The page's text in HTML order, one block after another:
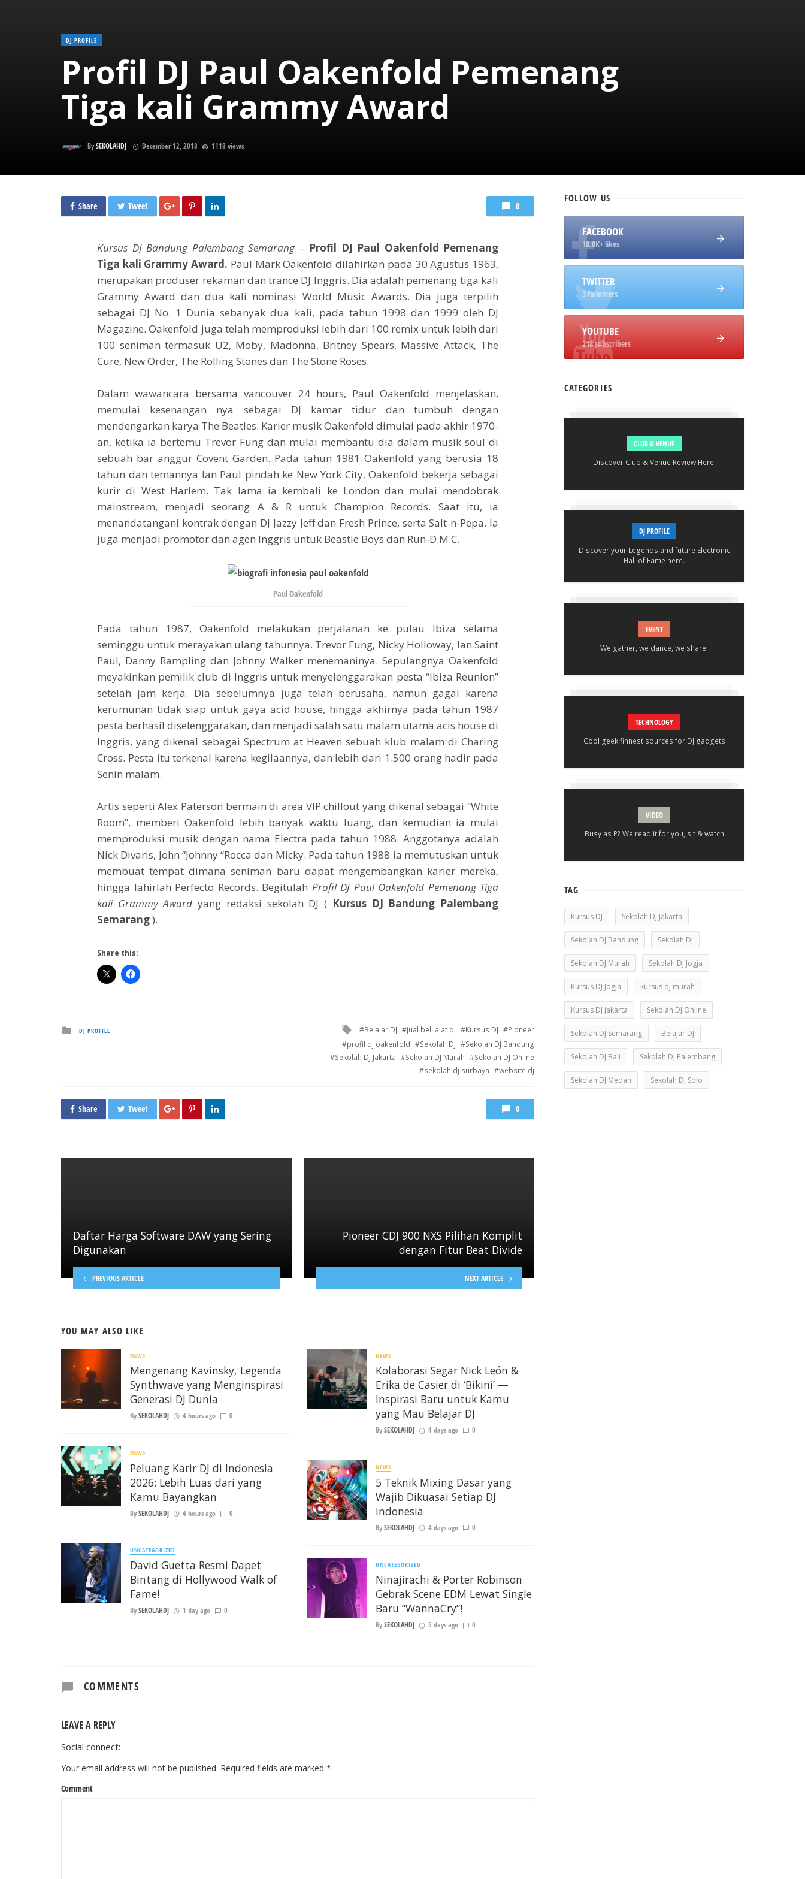
DJ PROFILE
Profil DJ Paul Oakenfold Pemenang
Tiga kali Grammy Award
BySEKOLAHDJ December 12, 2018 1118 views
Share Tweet 0
Kursus DJ Bandung Palembang Semarang– Profil DJ Paul Oakenfold Pemenang
Tiga kali Grammy Award. Paul Mark Oakenfold dilahirkan pada 30 Agustus 1963,
merupakan produser rekaman dan trance DJ Inggris. Dia adalah pemenang tiga kali
Grammy Award dan dua kali nominasi World Music Awards. Dia juga terpilih
sebagai DJ No. 1 Dunia sebanyak dua kali, pada tahun 1998 dan 1999 oleh DJ
Magazine. Oakenfold juga telah memproduksi lebih dari 100 remix untuk lebih dari
100 seniman termasuk U2, Moby, Madonna, Britney Spears, Massive Attack, The
Cure, New Order, The Rolling Stones dan The Stone Roses.
Dalam wawancara bersama vancouver 24 hours, Paul Oakenfold menjelaskan,
memulai kesenangan nya sebagai DJ kamar tidur dan tumbuh dengan
mendengarkan karya The Beatles. Karier musik Oakenfold dimulai pada akhir 1970-
an, ketika ia bertemu Trevor Fung dan mulai membantu dia dalam musik soul di
sebuah bar anggur Covent Garden. Pada tahun 1981 Oakenfold yang berusia 18
tahun dan temannya Ian Paul pindah ke New York City. Oakenfold bekerja sebagai
kurir di West Harlem. Tak lama ia kembali ke London dan mulai mendobrak
mainstream, menjadi seorang A & R untuk Champion Records. Saat itu, ia
menandatangani kontrak dengan DJ Jazzy Jeff dan Fresh Prince, serta Salt-n-Pepa. Ia
juga menjadi promotor dan agen Inggris untuk Beastie Boys dan Run-D.M.C.
Paul Oakenfold
Pada tahun 1987, Oakenfold melakukan perjalanan ke pulau Ibiza selama
seminggu untuk merayakan ulang tahunnya. Trevor Fung, Nicky Holloway, Ian Saint
Paul, Danny Rampling dan Johnny Walker menemaninya. Sepulangnya Oakenfold
meyakinkan pemilik club di Inggris untuk menyelenggarakan pesta “Ibiza Reunion”
setelah jam kerja. Dia sebelumnya juga telah berusaha, namun gagal karena
kerumunan tidak siap untuk gaya acid house, hingga akhirnya pada tahun 1987
pesta berhasil diselenggarakan, dan menjadi salah satu malam utama acis house di
Inggris, yang dikenal sebagai Spectrum at Heaven sebuah klub malam di Charing
Cross. Pesta itu terkenal karena kegilaannya, dan lebih dari 1.500 orang hadir pada
Senin malam.
Artis seperti Alex Paterson bermain di area VIP chillout yang dikenal sebagai “White
Room”, memberi Oakenfold lebih banyak waktu luang, dan kemudian ia mulai
memproduksi musik dengan nama Electra pada tahun 1988. Anggotanya adalah
Nick Divaris, John “Johnny “Rocca dan Micky. Pada tahun 1988 ia memutuskan untuk
membuat tempat dimana seniman baru dapat mengembangkan karier mereka,
hingga lahirlah Perfecto Records. Begitulah Profil DJ Paul Oakenfold Pemenang Tiga
kali Grammy Award yang redaksi sekolah DJ ( Kursus DJ Bandung Palembang
Semarang).
Share this:
Posted
in
DJ PROFILE Tagged
with
Belajar DJ jual beli alat dj Kursus DJ
Pioneer
profil dj oakenfold
Sekolah DJ
Sekolah DJ Bandung
Sekolah DJ Jakarta
Sekolah DJ Murah
Sekolah DJ Online
sekolah dj surbaya
website dj
Share Tweet 0
Daftar Harga Software DAW yang Sering
Digunakan
PREVIOUS ARTICLE
Pioneer CDJ 900 NXS Pilihan Komplit
dengan Fitur Beat Divide
NEXT ARTICLE
YOU MAY ALSO LIKE
NEWS
Mengenang Kavinsky, Legenda
Synthwave yang Menginspirasi
Generasi DJ Dunia
BySEKOLAHDJ 4 hours ago 0
NEWS
Peluang Karir DJ di Indonesia
2026: Lebih Luas dari yang
Kamu Bayangkan
BySEKOLAHDJ 4 hours ago 0
UNCATEGORIZED
David Guetta Resmi Dapet
Bintang di Hollywood Walk of
Fame!
BySEKOLAHDJ 1 day ago 0
NEWS
Kolaborasi Segar Nick León &
Erika de Casier di ‘Bikini’ —
Inspirasi Baru untuk Kamu
yang Mau Belajar DJ
BySEKOLAHDJ 4 days ago 0
NEWS
5 Teknik Mixing Dasar yang
Wajib Dikuasai Setiap DJ
Indonesia
BySEKOLAHDJ 4 days ago 0
UNCATEGORIZED
Ninajirachi & Porter Robinson
Gebrak Scene EDM Lewat Single
Baru “WannaCry”!
BySEKOLAHDJ 5 days ago 0
COMMENTS
LEAVE A REPLY
Social connect:
Your email address will not be published. Required fields are marked *
Comment
FOLLOW US
FACEBOOK
10.0K+ likes
TWITTER
3 followers
YOUTUBE
218 subscribers
CATEGORIES
CLUB & VENUE
Discover Club & Venue Review Here.
DJ PROFILE
Discover your Legends and future Electronic
Hall of Fame here.
EVENT
We gather, we dance, we share!
TECHNOLOGY
Cool geek finnest sources for DJ gadgets
VIDEO
Busy as P? We read it for you, sit & watch
TAG
Kursus DJ Sekolah DJ Jakarta
Sekolah DJ Bandung Sekolah DJ
Sekolah DJ Murah Sekolah DJ Jogja
Kursus DJ Jogja kursus dj murah
Kursus DJ jakarta Sekolah DJ Online
Sekolah DJ Semarang Belajar DJ
Sekolah DJ Bali Sekolah DJ Palembang
Sekolah DJ Medan Sekolah DJ Solo